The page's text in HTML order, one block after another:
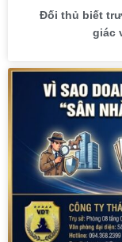
Đối thủ biết
giác